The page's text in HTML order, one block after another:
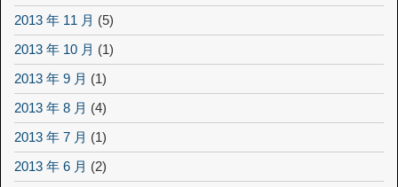
2013 年 11 月 (5)
2013 年 10 月 (1)
2013 年 9 月 (1)
2013 年 8 月 (4)
2013 年 7 月 (1)
2013 年 6 月 (2)